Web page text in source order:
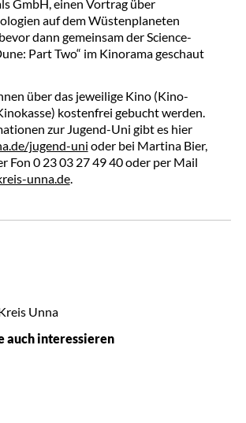
GmbH, einen Vortrag über
auf dem Wüstenplaneten
dann gemeinsam der Science-
Part Two“ im Kinorama geschaut
über das jeweilige Kino (Kino-
kostenfrei gebucht werden.
zur Jugend-Uni gibt es hier
jugend-uni oder bei Martina Bier,
Fon 0 23 03 27 49 40 oder per Mail
unna.de.
Unna
auch interessieren